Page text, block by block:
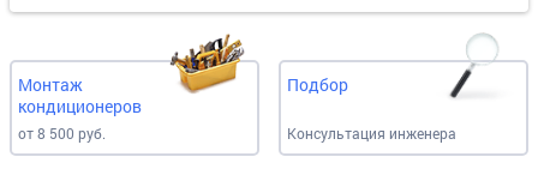
Монтаж
кондиционеров
от 8 500 руб.
Подбор
Консультация инженера